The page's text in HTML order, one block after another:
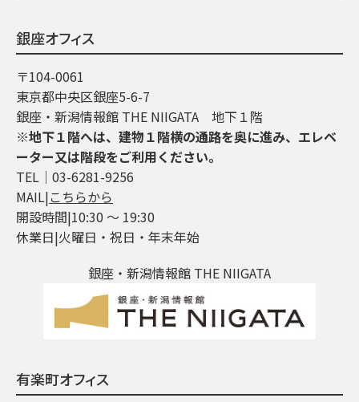
銀座オフィス
〒104-0061
東京都中央区銀座5-6-7
銀座・新潟情報館 THE NIIGATA 地下１階
※地下１階へは、建物１階横の通路を奥に進み、エレベ
ーター又は階段をご利用ください。
TEL│03-6281-9256
MAIL|こちらから
開設時間|10:30 ～ 19:30
休業日|火曜日・祝日・年末年始
銀座・新潟情報館 THE NIIGATA
有楽町オフィス